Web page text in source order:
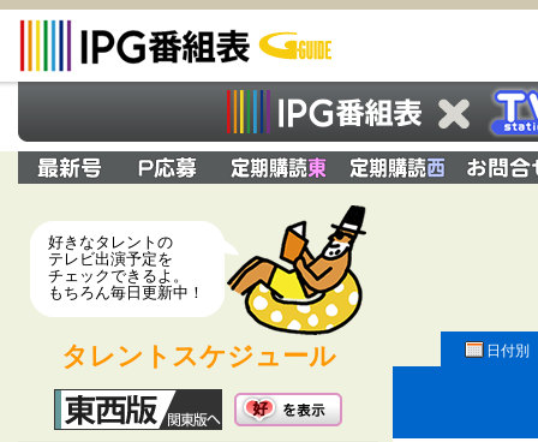
好きなタレントの
テレビ出演予定を
チェックできるよ。
もちろん毎日更新中！
タレントスケジュール 日付別